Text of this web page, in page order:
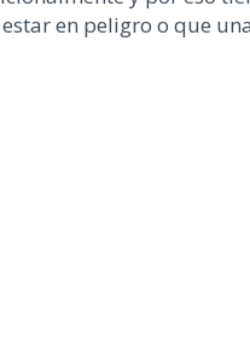
en peligro o que